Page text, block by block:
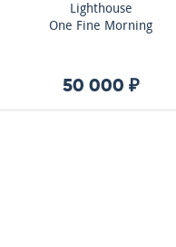
Lighthouse
One Fine Morning
50 000 ₽